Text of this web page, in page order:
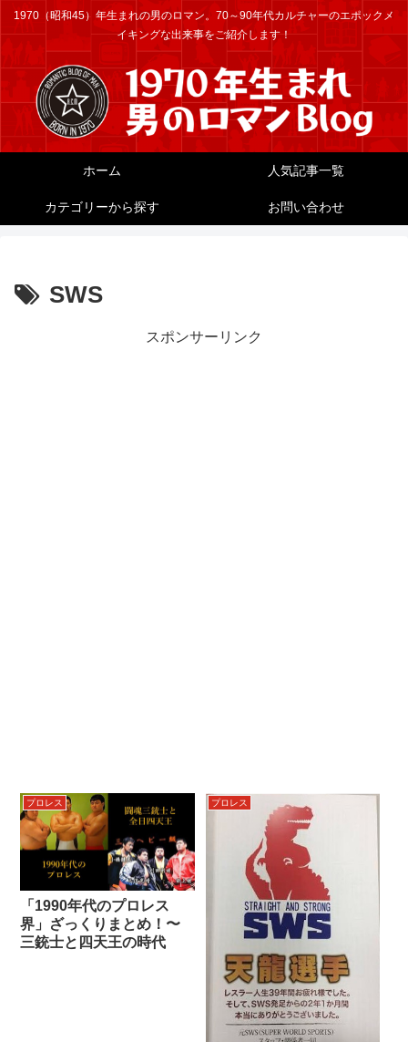
1970（昭和45）年生まれの男のロマン。70～90年代カルチャーのエポックメ
イキングな出来事をご紹介します！
ホーム 人気記事一覧
カテゴリーから探す お問い合わせ
SWS
スポンサーリンク
プロレス
「1990年代のプロレス
界」ざっくりまとめ！〜
三銃士と四天王の時代
プロレス